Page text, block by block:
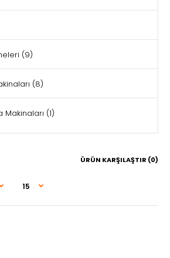
(9)
(8)
Makinaları (1)
ÜRÜN KARŞILAŞTIR (0)